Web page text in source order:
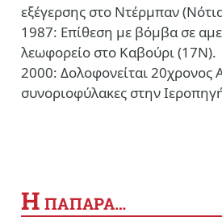
εξέγερσης στο Ντέρμπαν
1987: Επίθεση με βόμβα σε
λεωφορείο στο Καβούρι (17Ν).
2000: Δολοφονείται 20χρονος
συνοριοφύλακες στην
Η ΠΑΠΑΡΑ…